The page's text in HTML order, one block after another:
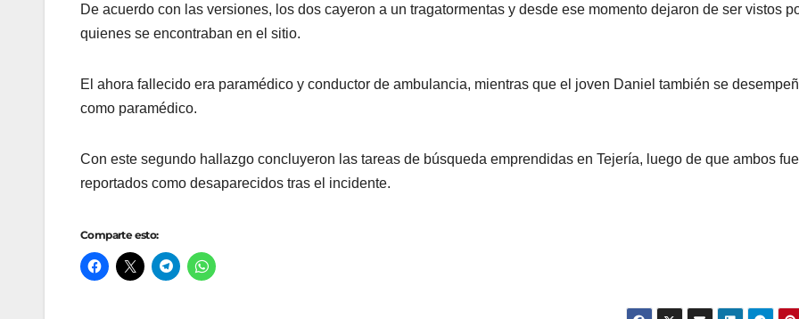
De acuerdo con las versiones, los dos cayeron a un tragatormentas y desde ese momento dejaron de ser vistos
quienes se encontraban en el sitio.
El ahora fallecido era paramédico y conductor de ambulancia, mientras que el joven Daniel también se
como paramédico.
Con este segundo hallazgo concluyeron las tareas de búsqueda emprendidas en Tejería, luego de que ambos
reportados como desaparecidos tras el incidente.
Comparte esto: